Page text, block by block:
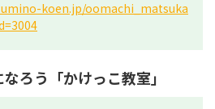
koen.jp/oomachi_matsuka
ろう「かけっこ教室」